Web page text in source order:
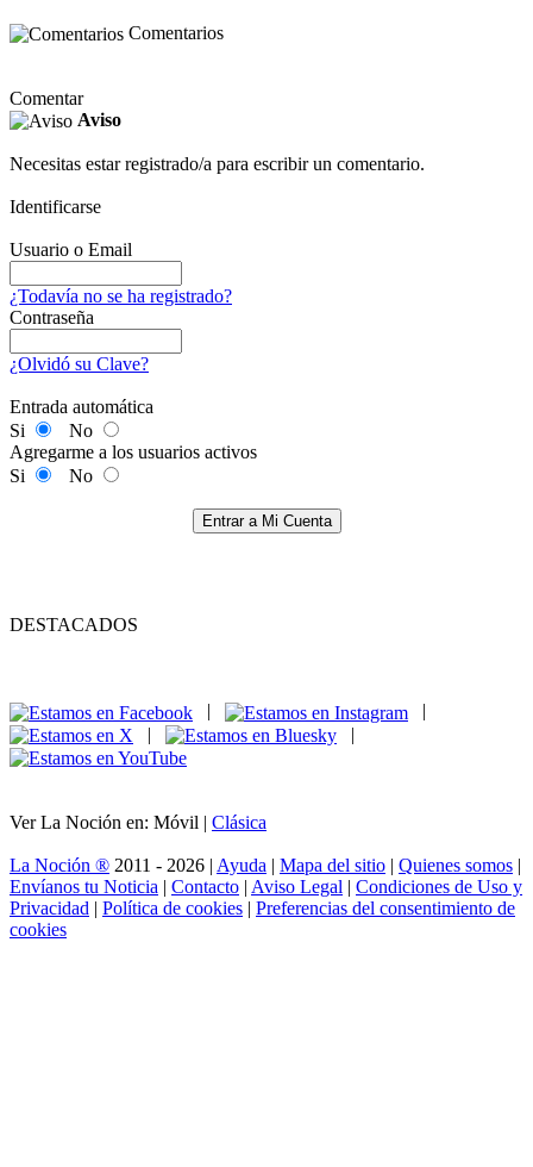
Comentarios
Comentar
Aviso
Necesitas estar registrado/a para escribir un comentario.
Identificarse
Usuario o Email
¿Todavía no se ha registrado?
Contraseña
¿Olvidó su Clave?
Entrada automática
Si
No
Agregarme a los usuarios activos
Si
No
Entrar a Mi Cuenta
DESTACADOS
|
|
|
|
Ver La Noción en: Móvil | Clásica
La Noción ® 2011 - 2026 | Ayuda | Mapa del sitio | Quienes somos |
Envíanos tu Noticia | Contacto | Aviso Legal | Condiciones de Uso y
Privacidad | Política de cookies | Preferencias del consentimiento de
cookies